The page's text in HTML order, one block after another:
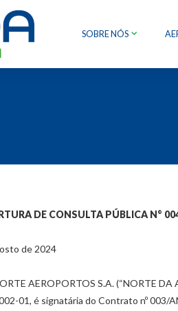
SOBRE NÓS
DE CONSULTA PÚBLICA N°
de 2024
AEROPORTOS S.A. (“NORTE DA
01, é signatária do Contrato nº